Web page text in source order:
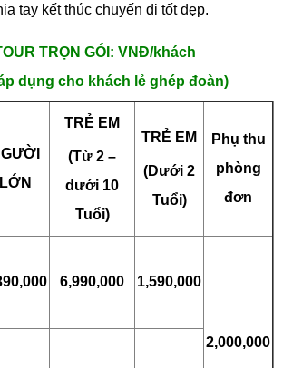
tay kết thúc chuyến đi tốt đẹp.
TRỌN GÓI: VNĐ/khách
dụng cho khách lẻ ghép đoàn)
LỚN
TRẺ EM
(Từ 2 –
dưới 10
Tuổi)
TRẺ EM
(Dưới 2
Tuổi)
Phụ thu
phòng
đơn
6,990,000 1,590,000
2,000,000